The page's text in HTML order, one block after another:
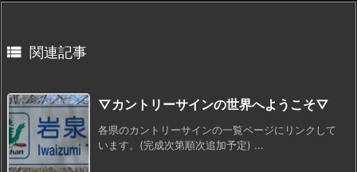
 関連記事
▽カントリーサインの世界へようこそ▽
各県のカントリーサインの一覧ページにリンクして
います。(完成次第順次追加予定) ...